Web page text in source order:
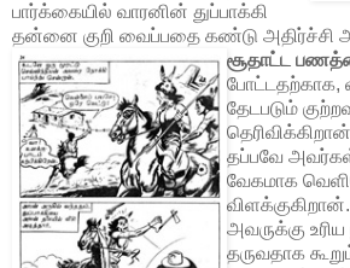
பார்க்கையில் வாரனின் துப்பாக்கி
தன்னை குறி வைப்பதை கண்டு அதிர்ச்சி
சூதாட்ட
போட்டதற்காக,
தேடபடும்
தப்பவே
வேகமாக
விளக்குகிறான்.
அவருக்கு
தருவதாக